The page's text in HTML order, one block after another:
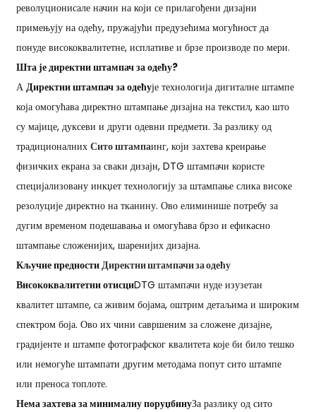
револуционисале начин на који се прилагођени дизајни
примењују на одећу, пружајући предузећима могућност да
понуде висококвалитетне, исплативе и брзе производе по мери.
Шта је директни штампач за одећу?
А Директни штампач за одећује технологија дигиталне штампе
која омогућава директно штампање дизајна на текстил, као што
су мајице, дуксеви и други одевни предмети. За разлику од
традиционалних Сито штампаинг, који захтева креирање
физичких екрана за сваки дизајн, DTG штампачи користе
специјализовану инкџет технологију за штампање слика високе
резолуције директно на тканину. Ово елиминише потребу за
дугим временом подешавања и омогућава брзо и ефикасно
штампање сложенијих, шаренијих дизајна.
Кључне предностиДиректни штампачи за одећу
Висококвалитетни отисциDTG штампачи нуде изузетан
квалитет штампе, са живим бојама, оштрим детаљима и широким
спектром боја. Ово их чини савршеним за сложене дизајне,
градијенте и штампе фотографског квалитета које би било тешко
или немогуће штампати другим методама попут сито штампе
или преноса топлоте.
Нема захтева за минималну поруџбинуЗа разлику од сито